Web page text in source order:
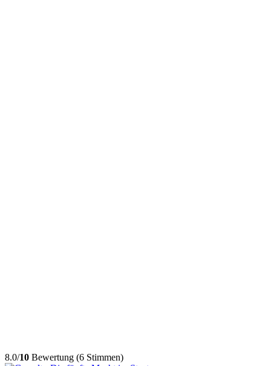
8.0/10 Bewertung (6 Stimmen)